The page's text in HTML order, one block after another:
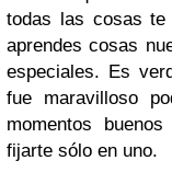
todas las cosas
aprendes cosas
especiales. Es
fue maravilloso
momentos
fijarte sólo en uno.